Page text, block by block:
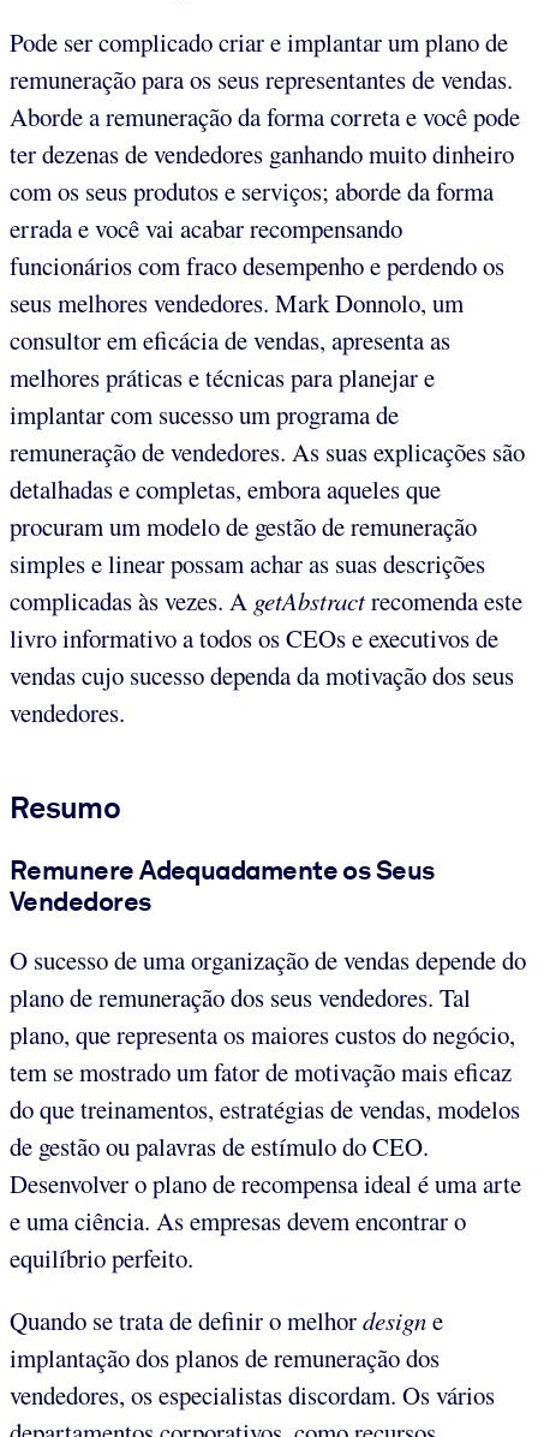
Pode ser complicado criar e implantar um plano de
remuneração para os seus representantes de vendas.
Aborde a remuneração da forma correta e você pode
ter dezenas de vendedores ganhando muito dinheiro
com os seus produtos e serviços; aborde da forma
errada e você vai acabar recompensando
funcionários com fraco desempenho e perdendo os
seus melhores vendedores. Mark Donnolo, um
consultor em eficácia de vendas, apresenta as
melhores práticas e técnicas para planejar e
implantar com sucesso um programa de
remuneração de vendedores. As suas explicações são
detalhadas e completas, embora aqueles que
procuram um modelo de gestão de remuneração
simples e linear possam achar as suas descrições
complicadas às vezes. A getAbstractrecomenda este
livro informativo a todos os CEOs e executivos de
vendas cujo sucesso dependa da motivação dos seus
vendedores.
Resumo
Remunere Adequadamente os Seus
Vendedores
O sucesso de uma organização de vendas depende do
plano de remuneração dos seus vendedores. Tal
plano, que representa os maiores custos do negócio,
tem se mostrado um fator de motivação mais eficaz
do que treinamentos, estratégias de vendas, modelos
de gestão ou palavras de estímulo do CEO.
Desenvolver o plano de recompensa ideal é uma arte
e uma ciência. As empresas devem encontrar o
equilíbrio perfeito.
Quando se trata de definir o melhordesigne
implantação dos planos de remuneração dos
vendedores, os especialistas discordam. Os vários